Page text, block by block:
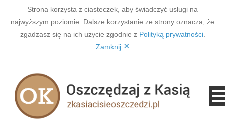
Strona korzysta z ciasteczek, aby świadczyć usługi na
najwyższym poziomie. Dalsze korzystanie ze strony oznacza, że
zgadzasz się na ich użycie zgodnie z Polityką prywatności.
Zamknij ×